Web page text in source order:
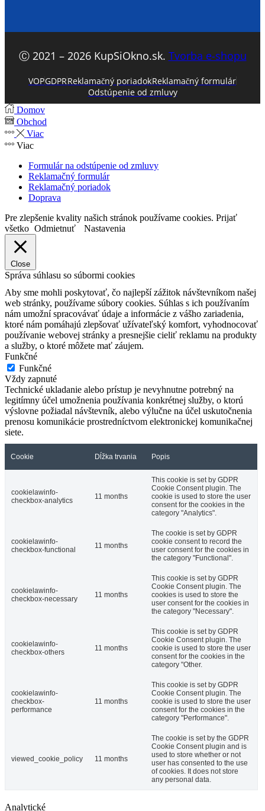
Ⓒ 2021 – 2026 KupSiOkno.sk. Tvorba e-shopu
VOPGDPRReklamačný poriadokReklamačný formulár
Odstúpenie od zmluvy
Domov
Obchod
Viac
Viac
Formulár na odstúpenie od zmluvy
Reklamačný formulár
Reklamačný poriadok
Doprava
Pre zlepšenie kvality našich stránok používame cookies. Prijať
všetko Odmietnuť Nastavenia
Close
Správa súhlasu so súbormi cookies
Aby sme mohli poskytovať, čo najlepší zážitok návštevníkom našej
web stránky, používame súbory cookies. Súhlas s ich používaním
nám umožní spracovávať údaje a informácie z vášho zariadenia,
ktoré nám pomáhajú zlepšovať užívateľský komfort, vyhodnocovať
používanie webovej stránky a presnejšie cieliť reklamu na produkty
a služby, o ktoré môžete mať záujem.
Funkčné
Funkčné
Vždy zapnuté
Technické ukladanie alebo prístup je nevyhnutne potrebný na
legitímny účel umožnenia používania konkrétnej služby, o ktorú
výslovne požiadal návštevník, alebo výlučne na účel uskutočnenia
prenosu komunikácie prostredníctvom elektronickej komunikačnej
siete.
Cookie Dĺžka trvania Popis
cookielawinfo-
checkbox-analytics
11 months
This cookie is set by GDPR
Cookie Consent plugin. The
cookie is used to store the user
consent for the cookies in the
category "Analytics".
cookielawinfo-
checkbox-functional
11 months
The cookie is set by GDPR
cookie consent to record the
user consent for the cookies in
the category "Functional".
cookielawinfo-
checkbox-necessary
11 months
This cookie is set by GDPR
Cookie Consent plugin. The
cookies is used to store the
user consent for the cookies in
the category "Necessary".
cookielawinfo-
checkbox-others
11 months
This cookie is set by GDPR
Cookie Consent plugin. The
cookie is used to store the user
consent for the cookies in the
category "Other.
cookielawinfo-
checkbox-
performance
11 months
This cookie is set by GDPR
Cookie Consent plugin. The
cookie is used to store the user
consent for the cookies in the
category "Performance".
viewed_cookie_policy 11 months
The cookie is set by the GDPR
Cookie Consent plugin and is
used to store whether or not
user has consented to the use
of cookies. It does not store
any personal data.
Analytické